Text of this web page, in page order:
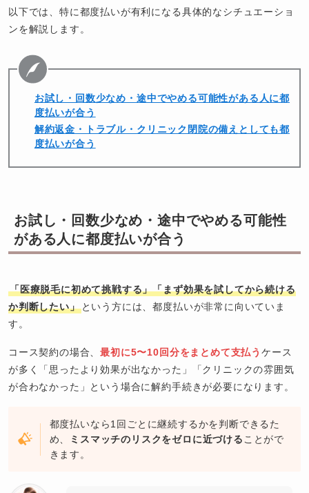
以下では、特に都度払いが有利になる具体的なシチュエーショ
ンを解説します。
お試し・回数少なめ・途中でやめる可能性がある人に都
度払いが合う
解約返金・トラブル・クリニック閉院の備えとしても都
度払いが合う
お試し・回数少なめ・途中でやめる可能性
がある人に都度払いが合う
「医療脱毛に初めて挑戦する」「まず効果を試してから続ける
か判断したい」という方には、都度払いが非常に向いていま
す。
コース契約の場合、最初に5〜10回分をまとめて支払う ケース
が多く「思ったより効果が出なかった」「クリニックの雰囲気
が合わなかった」という場合に解約手続きが必要になります。
都度払いなら1回ごとに継続するかを判断できるた
め、
ミスマッチのリスクをゼロに近づけることがで
きます。